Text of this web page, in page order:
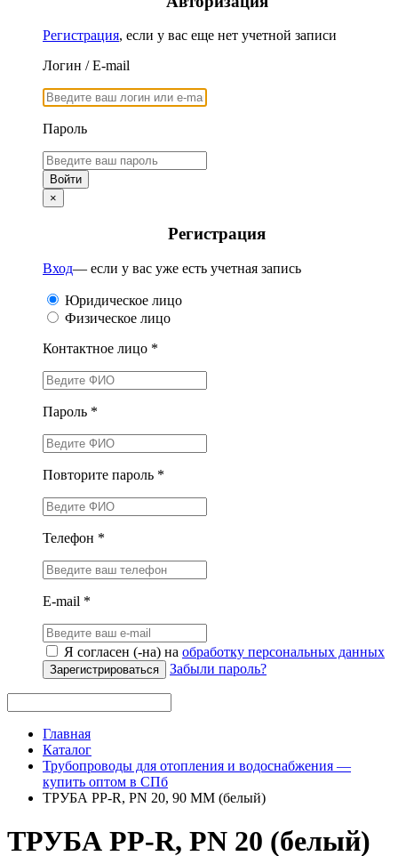
Регистрация, если у вас еще нет учетной записи
Логин / E-mail
Пароль
×
Регистрация
Вход— если у вас уже есть учетная запись
Юридическое лицо
Физическое лицо
Контактное лицо *
Пароль *
Повторите пароль *
Телефон *
E-mail *
Я согласен (-на) на обработку персональных данных
Зарегистрироваться Забыли пароль?
Главная
Каталог
Трубопроводы для отопления и водоснабжения —
купить оптом в СПб
ТРУБА PP-R, PN 20, 90 MM (белый)
ТРУБА PP-R, PN 20 (белый)